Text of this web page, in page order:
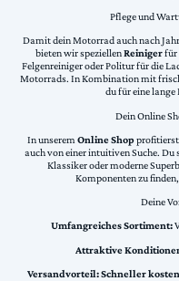
Pflege und
Damit dein Motorrad auch nach
bieten wir speziellenReinigerfür
Felgenreiniger oder Politur für die
Motorrads. In Kombination mit
du für eine lange
Dein Online
In unserem Online Shopprofitierst
auch von einer intuitiven Suche. Du
Klassiker oder moderne
Komponenten zu
Deine
Umfangreiches Sortiment:
Attraktive
Versandvorteil:Schneller